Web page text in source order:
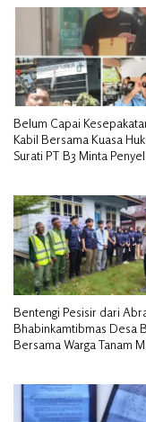
Belum Capai
Kabil Bersama Kuasa
Surati PT B3 Minta
Bentengi Pesisir dari
Bhabinkamtibmas Desa
Bersama Warga Tanam